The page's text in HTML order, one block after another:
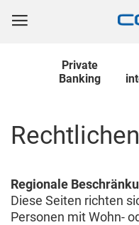
Private
Banking
Regionale
Diese Seiten richten
Personen mit Wohn-